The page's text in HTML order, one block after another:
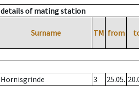
details of mating station
Surname TM from
Hornisgrinde 3 25.05.